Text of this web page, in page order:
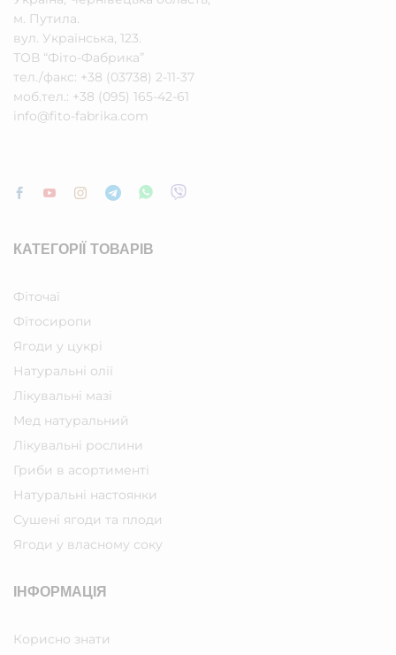
м. Путила.
вул. Українська, 123.
ТОВ “Фіто-Фабрика”
тел./факс: +38 (03738) 2-11-37
моб.тел.: +38 (095) 165-42-61
info@fito-fabrika.com
КАТЕГОРІЇ ТОВАРІВ
Фіточаї
Фітосиропи
Ягоди у цукрі
Натуральні олії
Лікувальні мазі
Мед натуральний
Лікувальні рослини
Гриби в асортименті
Натуральні настоянки
Сушені ягоди та плоди
Ягоди у власному соку
ІНФОРМАЦІЯ
Корисно знати